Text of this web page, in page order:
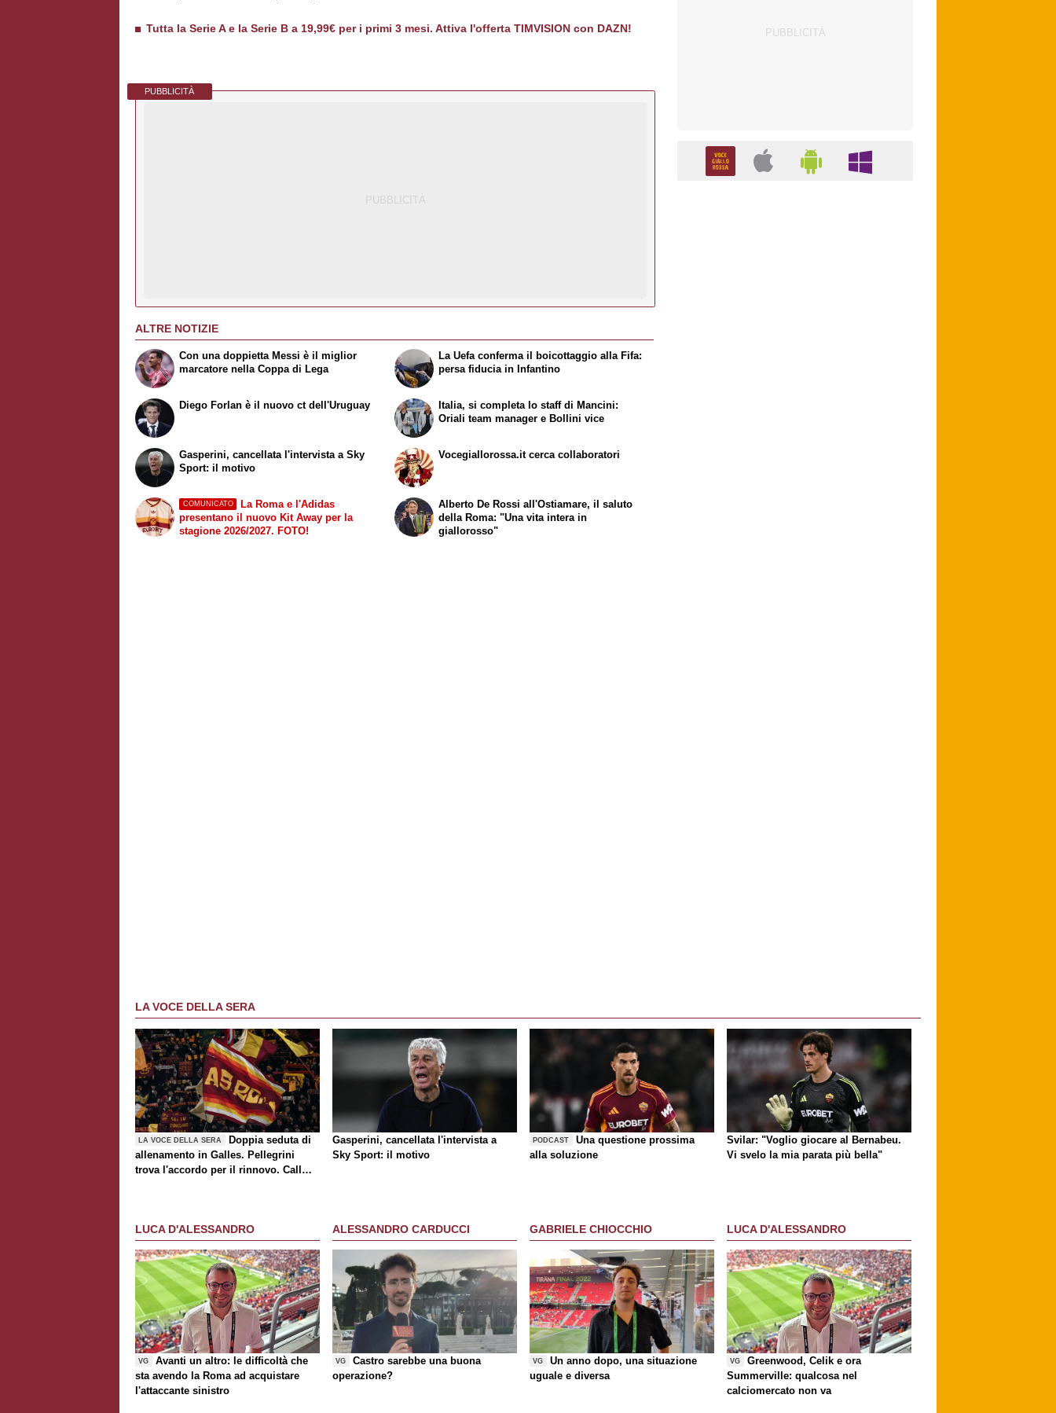
Tutta la Serie A e la Serie B a 19,99€ per i primi 3 mesi. Attiva l'offerta TIMVISION con DAZN!
PUBBLICITÀ
ALTRE NOTIZIE
Con una doppietta Messi è il miglior
marcatore nella Coppa di Lega
Diego Forlan è il nuovo ct dell'Uruguay
La Uefa conferma il boicottaggio alla Fifa:
persa fiducia in Infantino
Italia, si completa lo staff di Mancini:
Oriali team manager e Bollini vice
Gasperini, cancellata l'intervista a Sky
Sport: il motivo
COMUNICATO
La Roma e l'Adidas
presentano il nuovo Kit Away per la
stagione 2026/2027. FOTO!
Vocegiallorossa.it cerca collaboratori
Alberto De Rossi all'Ostiamare, il saluto
della Roma: "Una vita intera in
giallorosso"
LA VOCE DELLA SERA
LA VOCE DELLA SERA
Doppia seduta di
allenamento in Galles. Pellegrini
trova l'accordo per il rinnovo. Call
Gasperini, cancellata l'intervista a
Sky Sport: il motivo
PODCAST
Una questione prossima
alla soluzione
Svilar: "Voglio giocare al Bernabeu.
Vi svelo la mia parata più bella"
LUCA D'ALESSANDRO
VG
Avanti un altro: le difficoltà che
sta avendo la Roma ad acquistare
l'attaccante sinistro
ALESSANDRO CARDUCCI
VG
Castro sarebbe una buona
operazione?
GABRIELE CHIOCCHIO
VG
Un anno dopo, una situazione
uguale e diversa
LUCA D'ALESSANDRO
VG
Greenwood, Celik e ora
Summerville: qualcosa nel
calciomercato non va